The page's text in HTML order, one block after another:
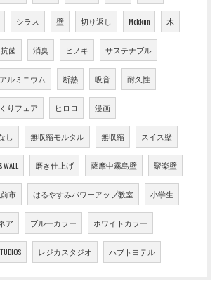
シラス 壁 切り返し Mokkun 木
抗菌 消臭 ヒノキ サステナブル
ルミニウム 断熱 吸音 耐久性
りフェア ヒロロ 漫画
し 無収縮モルタル 無収縮 スイス壁
WALL 磨き仕上げ 薩摩中霧島壁 聚楽壁
市 はるやすみパワーアップ教室 小学生
ア ブルーカラー ホワイトカラー
レジカスタジオ ハブトヨテル